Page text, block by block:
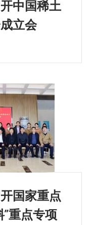
中国稀土
立会
国家重点
重点专项